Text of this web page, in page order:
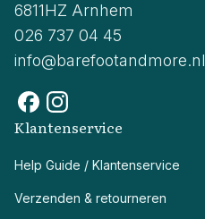
6811HZ Arnhem
026 737 04 45
info@barefootandmore.nl
Klantenservice
Help Guide / Klantenservice
Verzenden & retourneren